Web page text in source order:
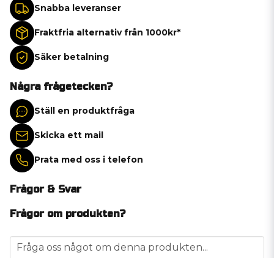
Snabba leveranser
Fraktfria alternativ från 1000kr*
Säker betalning
Några frågetecken?
Ställ en produktfråga
Skicka ett mail
Prata med oss i telefon
Frågor & Svar
Frågor om produkten?
question
Fråga oss något om denna produkten...